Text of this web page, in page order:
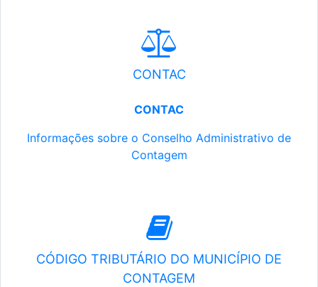
CONTAC
CONTAC
Informações sobre o Conselho Administrativo de
Contagem
CÓDIGO TRIBUTÁRIO DO MUNICÍPIO DE
CONTAGEM